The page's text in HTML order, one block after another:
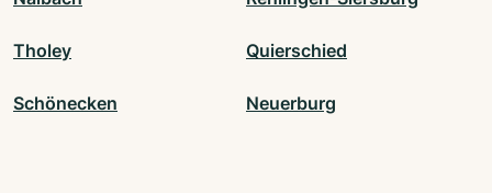
Tholey Quierschied
Schönecken Neuerburg